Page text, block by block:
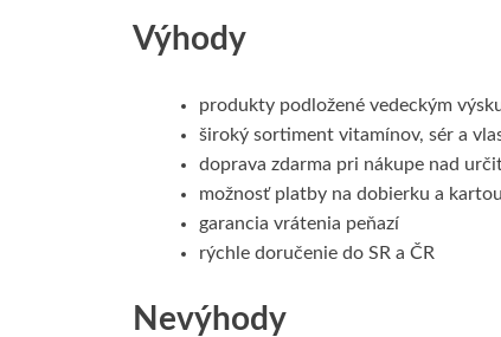
Výhody
produkty podložené vedeckým
široký sortiment vitamínov, sér a
doprava zdarma pri nákupe nad
možnosť platby na dobierku a kartou
garancia vrátenia peňazí
rýchle doručenie do SR a ČR
Nevýhody